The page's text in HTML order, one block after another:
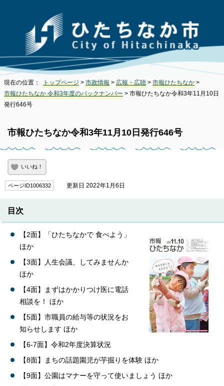
現在の位置： トップページ > 市政情報 > 広報・広聴 > 市報ひたちなか >
市報ひたちなか 令和3年度のバックナンバー > 市報ひたちなか令和3年11月10日
発行646号
市報ひたちなか令和3年11月10日発行646号
いいね！
ページID1006332 更新日 2022年1月6日
目次
【2面】「ひたちなかで 食べよう」
ほか
【3面】人生会議、してみませんか
ほか
【4面】まずはかかりつけ医に電話
相談を！ ほか
【5面】市職員の給与等の状況をお
知らせします ほか
【6-7面】令和2年度決算状況
【8面】まちの話題園児が芋掘りを体験 ほか
【9面】公園はマナーを守って使いましょう ほか